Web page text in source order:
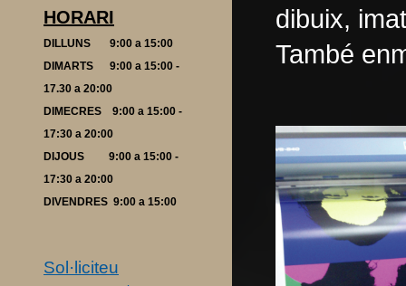
dibuix,
També
HORARI
DILLUNS 9:00 a 15:00
DIMARTS 9:00 a 15:00 -
17.30 a 20:00
DIMECRES 9:00 a 15:00 -
17:30 a 20:00
DIJOUS 9:00 a 15:00 -
17:30 a 20:00
DIVENDRES 9:00 a 15:00
Sol·liciteu